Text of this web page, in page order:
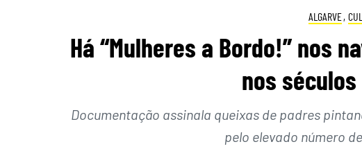
ALGARVE,
Há “Mulheres a Bordo!” nos
nos séculos
Documentação assinala queixas de padres
pelo elevado número